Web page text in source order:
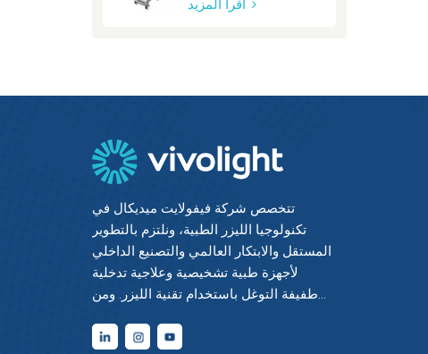
تتخصص شركة فيفولايت ميديكال في
تكنولوجيا الليزر الطبية، ونلتزم بالتطوير
المستقل والابتكار العالمي والتصنيع الداخلي
لأجهزة طبية تشخيصية وعلاجية تدخلية
طفيفة التوغل باستخدام تقنية الليزر. ومن
الخبرة الطبية والهندسية، حققنا إتقانًا شاملًا